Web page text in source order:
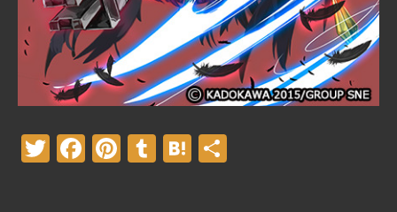
Twitter
Facebook
Pinterest
TumblrHatena